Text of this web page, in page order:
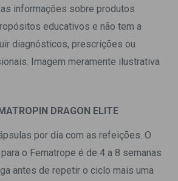
informações sobre produtos
educativos e não tem a
diagnósticos, prescrições ou
Imagem meramente ilustrativa
DRAGON ELITE
por dia com as refeições. O
o Fematrope é de 4 a 8 semanas
antes de repetir o ciclo mais uma